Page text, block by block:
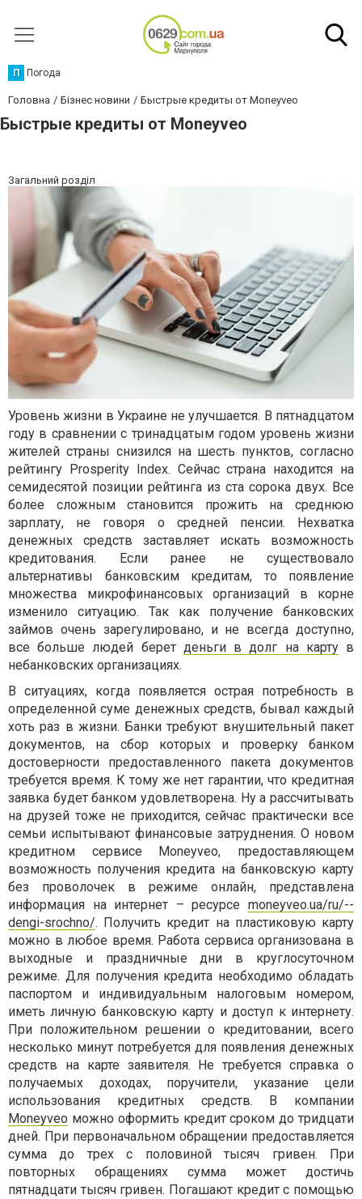
П Погода
Головна Бізнес новини Быстрые кредиты от Moneyveo
Быстрые кредиты от Moneyveo
Загальний розділ
Уровень жизни в Украине не улучшается. В пятнадцатом
году в сравнении с тринадцатым годом уровень жизни
жителей страны снизился на шесть пунктов, согласно
рейтингу Prosperity Index. Сейчас страна находится на
семидесятой позиции рейтинга из ста сорока двух. Все
более сложным становится прожить на среднюю
зарплату, не говоря о средней пенсии. Нехватка
денежных средств заставляет искать возможность
кредитования. Если ранее не существовало
альтернативы банковским кредитам, то появление
множества микрофинансовых организаций в корне
изменило ситуацию. Так как получение банковских
займов очень зарегулировано, и не всегда доступно,
все больше людей берет деньги в долг на картув
небанковских организациях.
В ситуациях, когда появляется острая потребность в
определенной суме денежных средств, бывал каждый
хоть раз в жизни. Банки требуют внушительный пакет
документов, на сбор которых и проверку банком
достоверности предоставленного пакета документов
требуется время. К тому же нет гарантии, что кредитная
заявка будет банком удовлетворена. Ну а рассчитывать
на друзей тоже не приходится, сейчас практически все
семьи испытывают финансовые затруднения. О новом
кредитном сервисе Moneyveo, предоставляющем
возможность получения кредита на банковскую карту
без проволочек в режиме онлайн, представлена
информация на интернет – ресурсе moneyveo.ua/ru/--
dengi-srochno/. Получить кредит на пластиковую карту
можно в любое время. Работа сервиса организована в
выходные и праздничные дни в круглосуточном
режиме. Для получения кредита необходимо обладать
паспортом и индивидуальным налоговым номером,
иметь личную банковскую карту и доступ к интернету.
При положительном решении о кредитовании, всего
несколько минут потребуется для появления денежных
средств на карте заявителя. Не требуется справка о
получаемых доходах, поручители, указание цели
использования кредитных средств. В компании
Moneyveo можно оформить кредит сроком до тридцати
дней. При первоначальном обращении предоставляется
сумма до трех с половиной тысяч гривен. При
повторных обращениях сумма может достичь
пятнадцати тысяч гривен. Погашают кредит с помощью